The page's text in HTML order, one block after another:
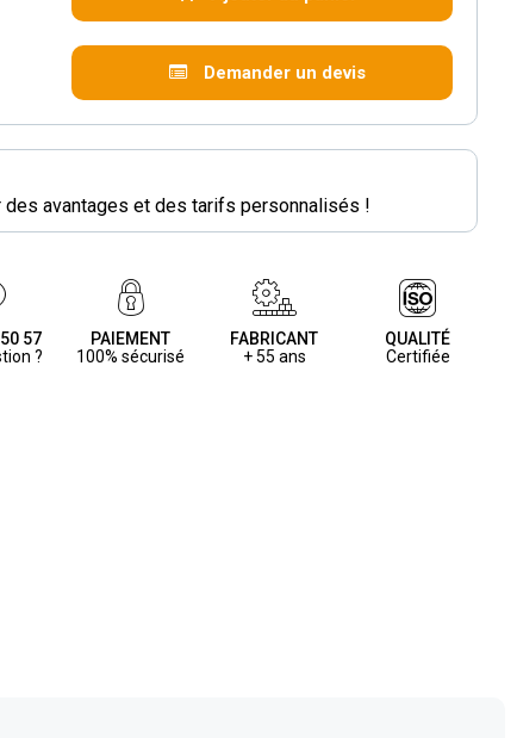
Demander un devis
avantages et des tarifs personnalisés !
57
?
PAIEMENT
100% sécurisé
FABRICANT
+ 55 ans
QUALITÉ
Certifiée